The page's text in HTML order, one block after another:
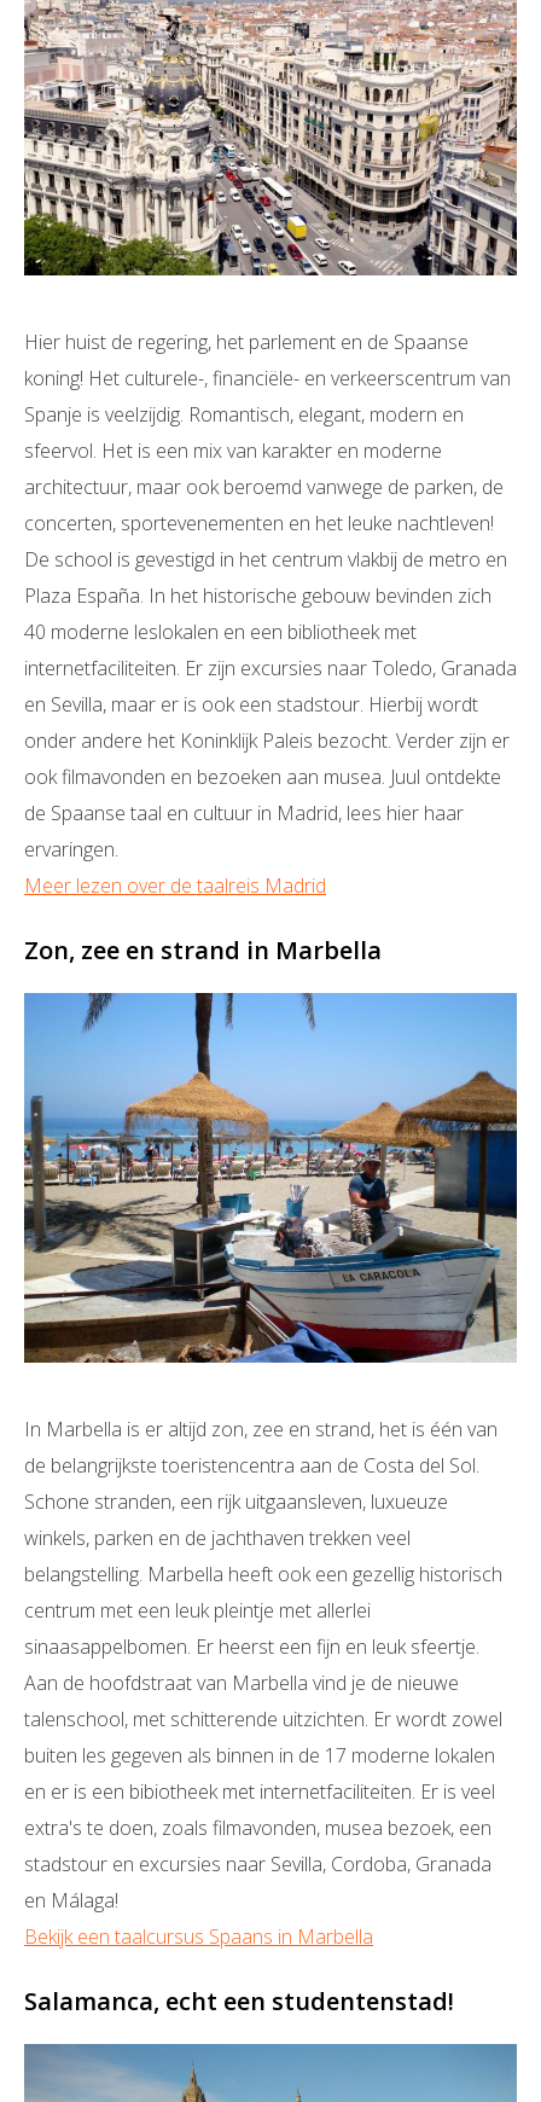
Hier huist de regering, het parlement en de Spaanse
koning! Het culturele-, financiële- en verkeerscentrum van
Spanje is veelzijdig. Romantisch, elegant, modern en
sfeervol. Het is een mix van karakter en moderne
architectuur, maar ook beroemd vanwege de parken, de
concerten, sportevenementen en het leuke nachtleven!
De school is gevestigd in het centrum vlakbij de metro en
Plaza España. In het historische gebouw bevinden zich
40 moderne leslokalen en een bibliotheek met
internetfaciliteiten. Er zijn excursies naar Toledo, Granada
en Sevilla, maar er is ook een stadstour. Hierbij wordt
onder andere het Koninklijk Paleis bezocht. Verder zijn er
ook filmavonden en bezoeken aan musea. Juul ontdekte
de Spaanse taal en cultuur in Madrid, lees hier haar
ervaringen.
Meer lezen over de taalreis Madrid
Zon, zee en strand in Marbella
In Marbella is er altijd zon, zee en strand, het is één van
de belangrijkste toeristencentra aan de Costa del Sol.
Schone stranden, een rijk uitgaansleven, luxueuze
winkels, parken en de jachthaven trekken veel
belangstelling. Marbella heeft ook een gezellig historisch
centrum met een leuk pleintje met allerlei
sinaasappelbomen. Er heerst een fijn en leuk sfeertje.
Aan de hoofdstraat van Marbella vind je de nieuwe
talenschool, met schitterende uitzichten. Er wordt zowel
buiten les gegeven als binnen in de 17 moderne lokalen
en er is een bibiotheek met internetfaciliteiten. Er is veel
extra's te doen, zoals filmavonden, musea bezoek, een
stadstour en excursies naar Sevilla, Cordoba, Granada
en Málaga!
Bekijk een taalcursus Spaans in Marbella
Salamanca, echt een studentenstad!